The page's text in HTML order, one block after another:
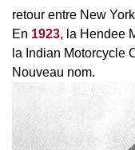
retour entre New
En 1923, la Hendee
la Indian Motorcycle
Nouveau nom.